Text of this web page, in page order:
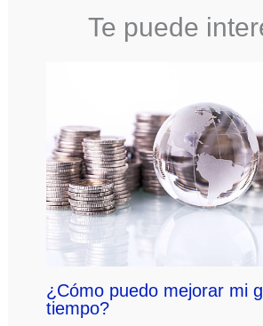
Te puede
¿Cómo puedo mejorar mi
tiempo?